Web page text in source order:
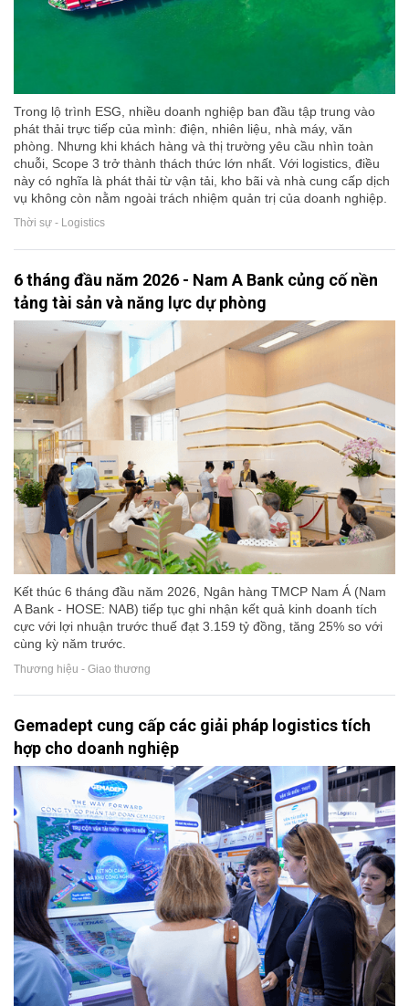
Trong lộ trình ESG, nhiều doanh nghiệp ban đầu tập trung vào
phát thải trực tiếp của mình: điện, nhiên liệu, nhà máy, văn
phòng. Nhưng khi khách hàng và thị trường yêu cầu nhìn toàn
chuỗi, Scope 3 trở thành thách thức lớn nhất. Với logistics, điều
này có nghĩa là phát thải từ vận tải, kho bãi và nhà cung cấp dịch
vụ không còn nằm ngoài trách nhiệm quản trị của doanh nghiệp.
Thời sự - Logistics
6 tháng đầu năm 2026 - Nam A Bank củng cố nền
tảng tài sản và năng lực dự phòng
Kết thúc 6 tháng đầu năm 2026, Ngân hàng TMCP Nam Á (Nam
A Bank - HOSE: NAB) tiếp tục ghi nhận kết quả kinh doanh tích
cực với lợi nhuận trước thuế đạt 3.159 tỷ đồng, tăng 25% so với
cùng kỳ năm trước.
Thương hiệu - Giao thương
Gemadept cung cấp các giải pháp logistics tích
hợp cho doanh nghiệp